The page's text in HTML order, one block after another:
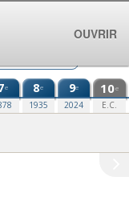
e 8e
1935
9e
2024
10e
E.C.
OUVRIR